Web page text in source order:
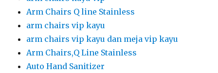
Arm Chairs Q line Stainless
arm chairs vip kayu
arm chairs vip kayu dan meja vip kayu
Arm Chairs,Q Line Stainless
Auto Hand Sanitizer